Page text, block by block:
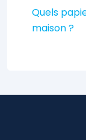
Quels
maison ?